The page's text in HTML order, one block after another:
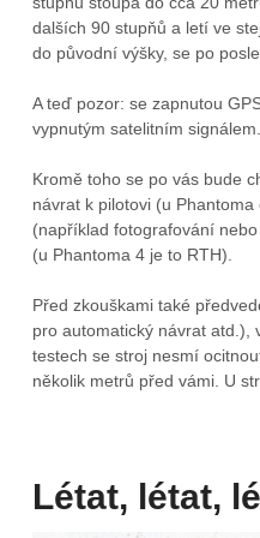
dalších 90 stupňů a letí ve
do původní výšky, se po
A teď pozor: se zapnutou
vypnutým satelitním
Kromě toho se po vás bude
návrat k pilotovi (u
(například fotografování
(u Phantoma 4 je to RTH).
Před zkouškami také
pro automatický návrat atd.),
testech se stroj nesmí
několik metrů před vámi. U
Létat, létat,